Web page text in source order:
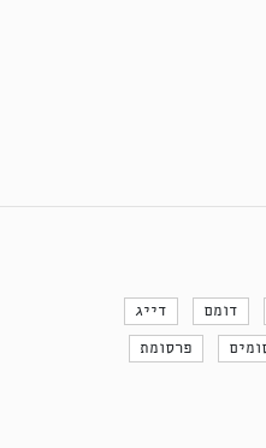
דומם דייג
פרסומת